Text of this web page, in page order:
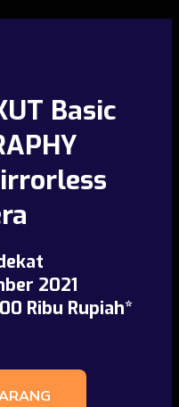
Basic
2021
Ribu Rupiah*